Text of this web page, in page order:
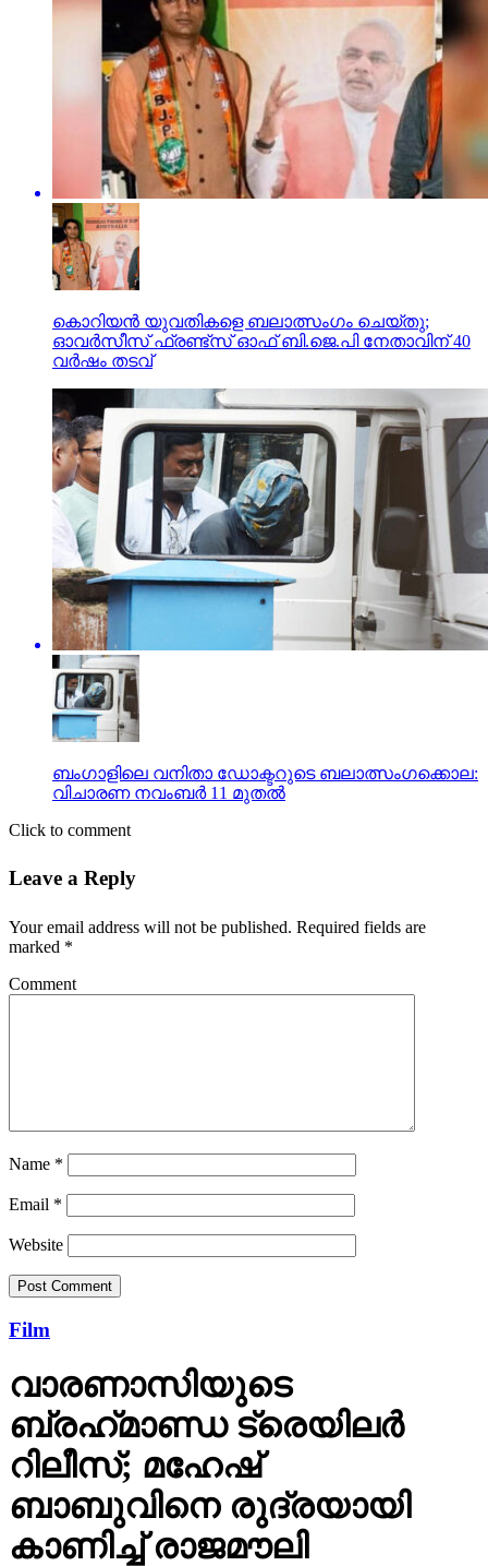
കൊറിയൻ യുവതികളെ ബലാത്സംഗം ചെയ്തു;
ഓവർസീസ് ഫ്രണ്ട്സ് ഓഫ് ബി.ജെ.പി നേതാവിന് 40
വർഷം തടവ്
ബംഗാളിലെ വനിതാ ഡോക്ടറുടെ ബലാത്സംഗക്കൊല:
വിചാരണ നവംബര്‍ 11 മുതല്‍
Click to comment
Leave a Reply
Your email address will not be published. Required fields are
marked *
Comment
Name *
Email *
Website
Film
വാരണാസിയുടെ
ബ്രഹ്‌മാണ്ഡ ട്രെയിലര്‍
റിലീസ്; മഹേഷ്
ബാബുവിനെ രുദ്രയായി
കാണിച്ച് രാജമൗലി